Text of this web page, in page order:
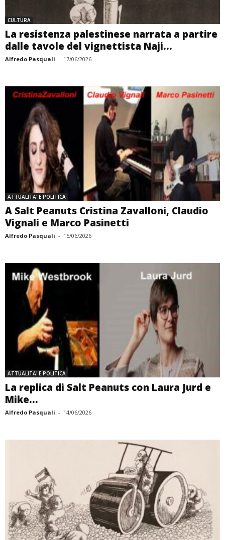
CULTURA
La resistenza palestinese narrata a partire
dalle tavole del vignettista Naji...
Alfredo Pasquali - 17/06/2026
ATTUALITA' E POLITICA
A Salt Peanuts Cristina Zavalloni, Claudio
Vignali e Marco Pasinetti
Alfredo Pasquali - 15/06/2026
ATTUALITA' E POLITICA
La replica di Salt Peanuts con Laura Jurd e
Mike...
Alfredo Pasquali - 14/06/2026